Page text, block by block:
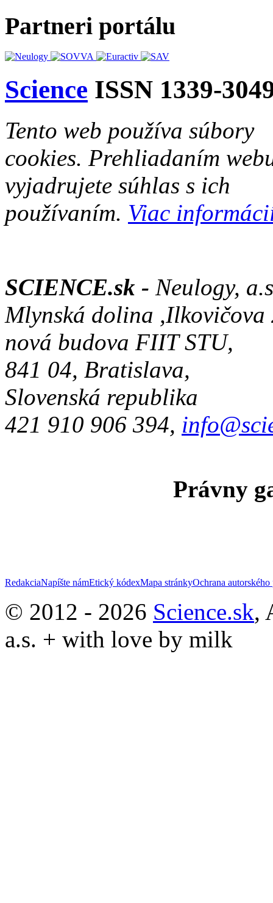
Partneri portálu
Science ISSN 1339-
Tento web používa súbory
cookies. Prehliadaním
vyjadrujete súhlas s ich
používaním. Viac
SCIENCE.sk - Neulogy,
Mlynská dolina ,Ilkovičova
nová budova FIIT STU,
841 04, Bratislava,
Slovenská republika
421 910 906 394,
Právny
RedakciaNapíšte námEtický kódexMapa stránkyOchrana autorského
© 2012 - 2026 Science.sk,
a.s. + with love by milk